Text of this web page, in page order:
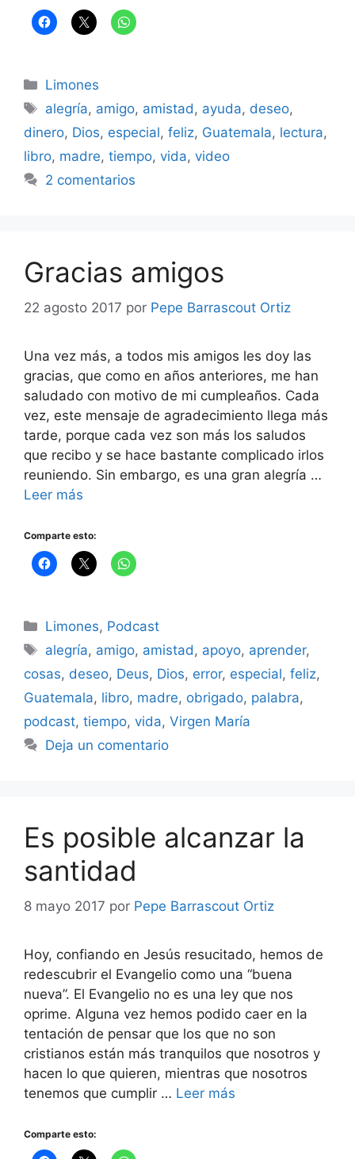
Categorías
Limones
Etiquetas
alegría, amigo, amistad, ayuda, deseo,
dinero, Dios, especial, feliz, Guatemala, lectura,
libro, madre, tiempo, vida, video
2 comentarios
Gracias amigos
22 agosto 2017 por Pepe Barrascout Ortiz
Una vez más, a todos mis amigos les doy las
gracias, que como en años anteriores, me han
saludado con motivo de mi cumpleaños. Cada
vez, este mensaje de agradecimiento llega más
tarde, porque cada vez son más los saludos
que recibo y se hace bastante complicado irlos
reuniendo. Sin embargo, es una gran alegría …
Leer más
Comparte esto:
Categorías
Limones, Podcast
Etiquetas
alegría, amigo, amistad, apoyo, aprender,
cosas, deseo, Deus, Dios, error, especial, feliz,
Guatemala, libro, madre, obrigado, palabra,
podcast, tiempo, vida, Virgen María
Deja un comentario
Es posible alcanzar la
santidad
8 mayo 2017 por Pepe Barrascout Ortiz
Hoy, confiando en Jesús resucitado, hemos de
redescubrir el Evangelio como una “buena
nueva”. El Evangelio no es una ley que nos
oprime. Alguna vez hemos podido caer en la
tentación de pensar que los que no son
cristianos están más tranquilos que nosotros y
hacen lo que quieren, mientras que nosotros
tenemos que cumplir … Leer más
Comparte esto: